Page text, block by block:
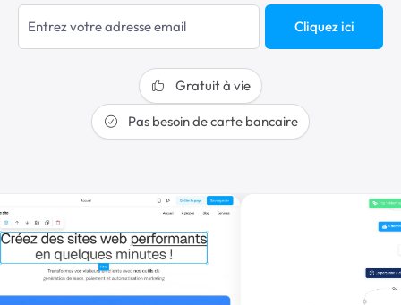
Cliquez ici
Gratuit à vie
Pas besoin de carte bancaire